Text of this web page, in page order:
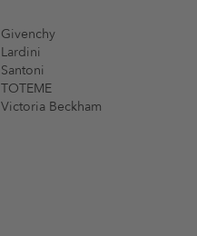
Givenchy
Lardini
Santoni
TOTEME
Victoria Beckham